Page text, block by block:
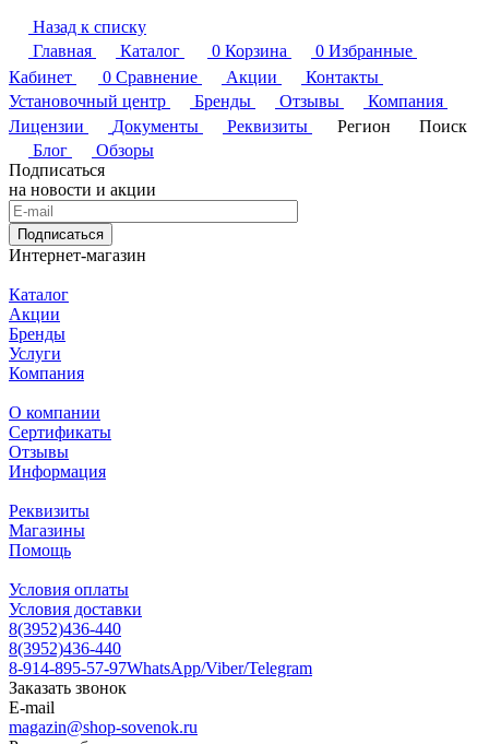
Назад к списку
Главная
Каталог 0 Корзина 0 Избранные
Кабинет
0 Сравнение Акции
Контакты
Установочный центр
Бренды Отзывы
Компания
Лицензии
Документы Реквизиты Регион
Поиск
Блог
Обзоры
Подписаться
на новости и акции
Подписаться
Интернет-магазин
Каталог
Акции
Бренды
Услуги
Компания
О компании
Сертификаты
Отзывы
Информация
Реквизиты
Магазины
Помощь
Условия оплаты
Условия доставки
8(3952)436-440
8(3952)436-440
8-914-895-57-97WhatsApp/Viber/Telegram
Заказать звонок
E-mail
magazin@shop-sovenok.ru